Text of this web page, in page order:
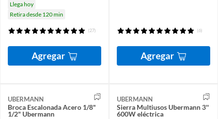
Llega hoy
Retira desde 120 min
(27)
Agregar
(6)
Agregar
UBERMANN
Broca Escalonada Acero 1/8"
1/2" Ubermann
UBERMANN
Sierra Multiusos Ubermann 3''
600W eléctrica